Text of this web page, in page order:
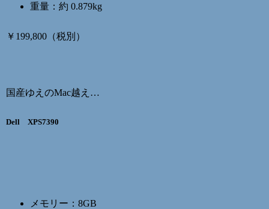
重量：約 0.879kg
￥199,800（税別）
国産ゆえのMac越え…
Dell XPS7390
メモリー：8GB